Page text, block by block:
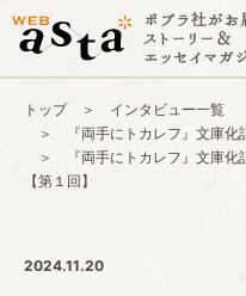
トップ
インタビュー一覧
『両手にトカレフ』文庫
『両手にトカレフ』文庫
【第１回】
2024.11.20